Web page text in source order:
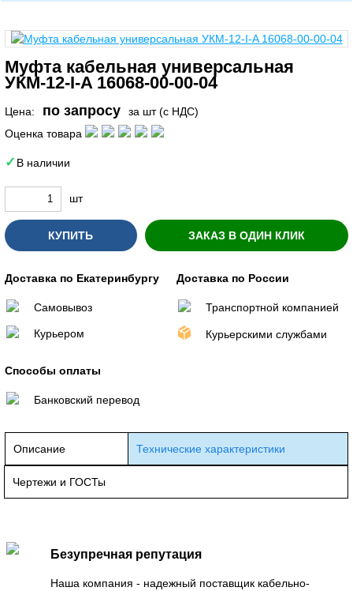
Муфта кабельная универсальная
УКМ-12-I-A 16068-00-00-04
Цена: по запросу
за шт (с НДС)
Оценка товара
В наличии
шт
КУПИТЬ ЗАКАЗ В ОДИН КЛИК
Доставка по Екатеринбургу
Самовывоз
Курьером
Доставка по России
Транспортной компанией
Курьерскими службами
Способы оплаты
Банковский перевод
Описание Технические характеристики
Чертежи и ГОСТы
Безупречная репутация
Наша компания - надежный поставщик кабельно-